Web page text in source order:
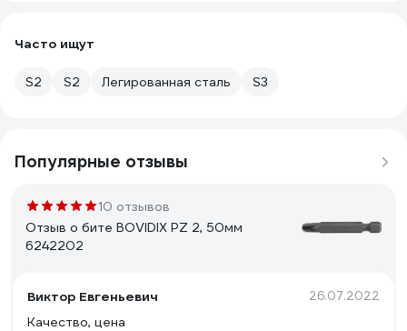
Часто ищут
S2 S2 Легированная сталь S3
Популярные отзывы
10 отзывов
Отзыв о бите BOVIDIX РZ 2, 50мм
6242202
Виктор Евгеньевич 26.07.2022
Качество, цена